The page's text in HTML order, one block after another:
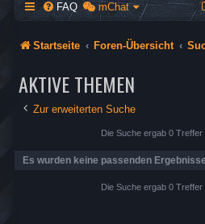
FAQ mChat
Startseite Foren-Übersicht
AKTIVE THEMEN
Zur erweiterten Suche
Die Suche ergab 0 Treffer
Es wurden keine passenden
Die Suche ergab 0 Treffer